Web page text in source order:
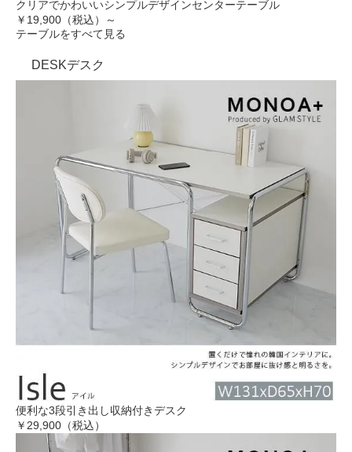
クリアでかわいいシンプルデザインセンターテーブル
￥19,900（税込）～
テーブルをすべて見る
DESKデスク
便利な3段引き出し収納付きデスク
￥29,900（税込）